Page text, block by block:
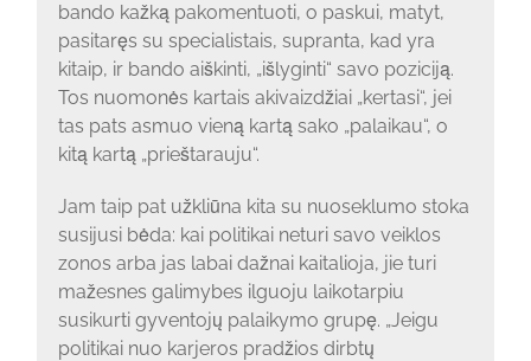
bando kažką pakomentuoti, o paskui, matyt,
pasitaręs su specialistais, supranta, kad yra
kitaip, ir bando aiškinti, „išlyginti“ savo poziciją.
Tos nuomonės kartais akivaizdžiai „kertasi“, jei
tas pats asmuo vieną kartą sako „palaikau“, o
kitą kartą „prieštarauju“.
Jam taip pat užkliūna kita su nuoseklumo stoka
susijusi bėda: kai politikai neturi savo veiklos
zonos arba jas labai dažnai kaitalioja, jie turi
mažesnes galimybes ilguoju laikotarpiu
susikurti gyventojų palaikymo grupę. „Jeigu
politikai nuo karjeros pradžios dirbtų